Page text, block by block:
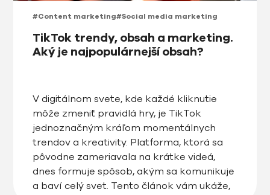
#Content marketing#Social media marketing
TikTok trendy, obsah a marketing.
Aký je najpopulárnejší obsah?
V digitálnom svete, kde každé kliknutie
môže zmeniť pravidlá hry, je TikTok
jednoznačným kráľom momentálnych
trendov a kreativity. Platforma, ktorá sa
pôvodne zameriavala na krátke videá,
dnes formuje spôsob, akým sa komunikuje
a baví celý svet. Tento článok vám ukáže,